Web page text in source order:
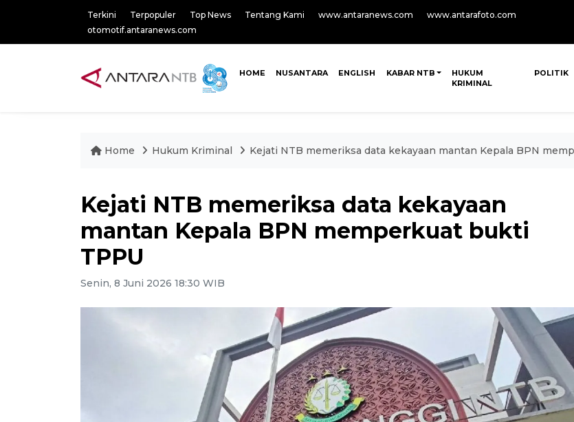
Terkini Terpopuler Top News Tentang Kami www.antaranews.com
www.antarafoto.com
otomotif.antaranews.com
HOME NUSANTARA ENGLISH KABAR NTB
HUKUM
KRIMINAL
POLITIK
Home Hukum Kriminal Kejati NTB memeriksa data kekayaan mantan Kepala BPN
Kejati NTB memeriksa data kekayaan
mantan Kepala BPN memperkuat bukti
TPPU
Senin, 8 Juni 2026 18:30 WIB